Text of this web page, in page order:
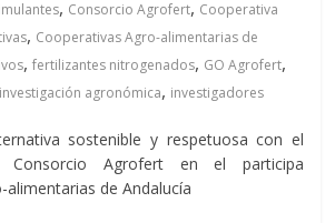
, Consorcio Agrofert, Cooperativa
, Cooperativas Agro-alimentarias de
,fertilizantes nitrogenados, GO Agrofert,
investigación agronómica, investigadores
sostenible y respetuosa con el
Consorcio Agrofert en el participa
de Andalucía